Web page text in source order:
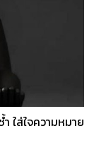
ใส่ใจความหมาย